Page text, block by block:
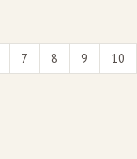
7 8 9 10